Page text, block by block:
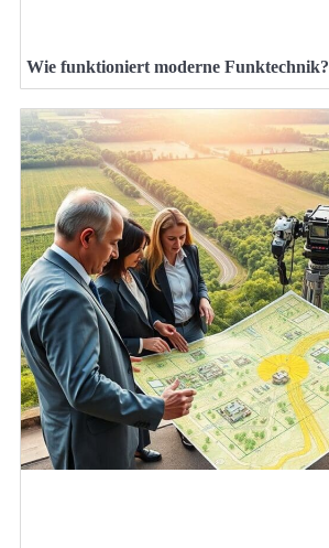
Wie funktioniert moderne Funktechnik?